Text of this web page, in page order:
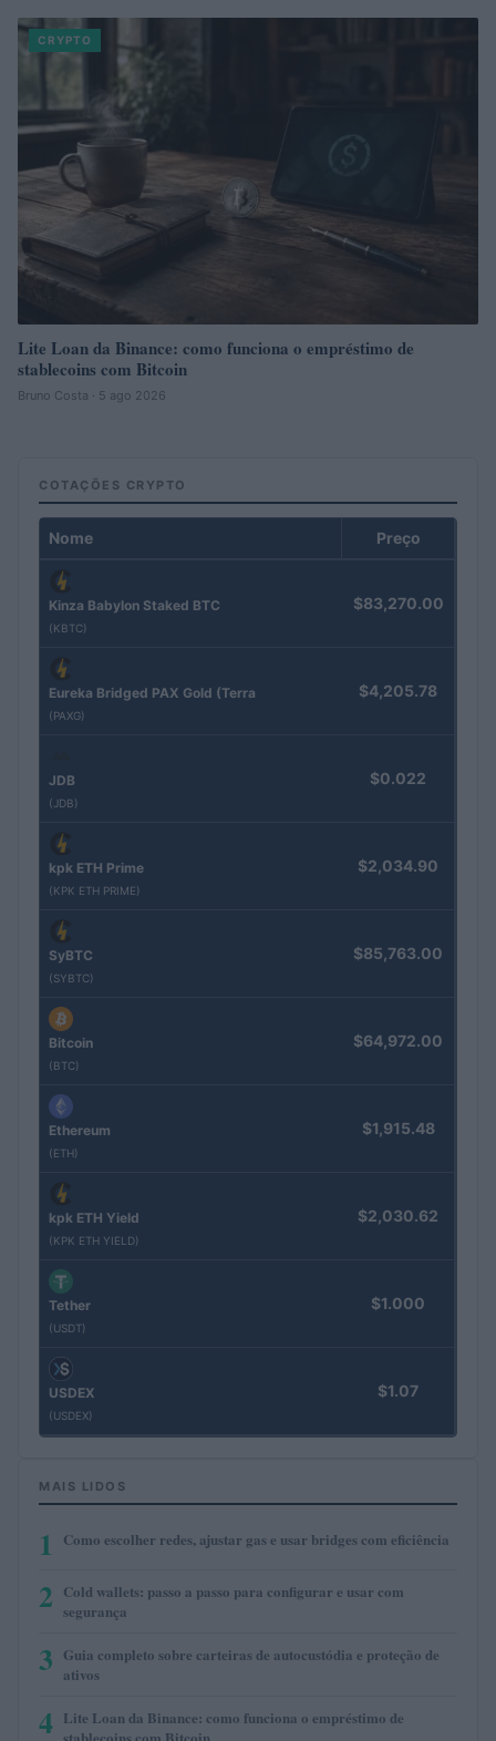
CRYPTO
Lite Loan da Binance: como funciona o empréstimo de
stablecoins com Bitcoin
Bruno Costa · 5 ago 2026
COTAÇÕES CRYPTO
Nome Preço
Kinza Babylon Staked BTC
(KBTC)
$83,270.00
Eureka Bridged PAX Gold (Terra
(PAXG)
$4,205.78
JDB
(JDB)
$0.022
kpk ETH Prime
(KPK ETH PRIME)
$2,034.90
SyBTC
(SYBTC)
$85,763.00
Bitcoin
(BTC)
$64,972.00
Ethereum
(ETH)
$1,915.48
kpk ETH Yield
(KPK ETH YIELD)
$2,030.62
Tether
(USDT)
$1.000
USDEX
(USDEX)
$1.07
MAIS LIDOS
1 Como escolher redes, ajustar gas e usar bridges com eficiência
2 Cold wallets: passo a passo para configurar e usar com
segurança
3 Guia completo sobre carteiras de autocustódia e proteção de
ativos
4 Lite Loan da Binance: como funciona o empréstimo de